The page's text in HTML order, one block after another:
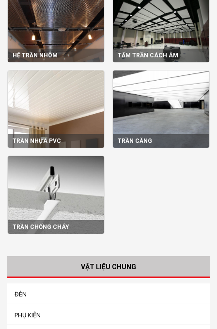
HỆ TRẦN NHÔM TẤM TRẦN CÁCH ÂM
TRẦN NHỰA PVC TRẦN CĂNG
TRẦN CHỐNG CHÁY
VẬT LIỆU CHUNG
ĐÈN
PHỤ KIỆN